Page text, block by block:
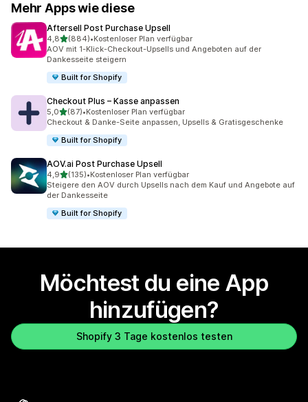
Mehr Apps wie diese
Aftersell Post Purchase Upsell
4,8von 5 Sternen
(884)
884 Rezensionen insgesamt
•Kostenloser Plan verfügbar
AOV mit 1-Klick-Checkout-Upsells und Angeboten auf der
Dankesseite steigern
Built for Shopify
Checkout Plus – Kasse anpassen
5,0von 5 Sternen
(87)
87 Rezensionen insgesamt
•Kostenloser Plan verfügbar
Checkout & Danke-Seite anpassen, Upsells & Gratisgeschenke
Built for Shopify
AOV.ai Post Purchase Upsell
4,9von 5 Sternen
(135)
135 Rezensionen insgesamt
•Kostenloser Plan verfügbar
Steigere den AOV durch Upsells nach dem Kauf und Angebote auf
der Dankesseite
Built for Shopify
Möchtest du eine App
hinzufügen?
Shopify 3 Tage kostenlos testen